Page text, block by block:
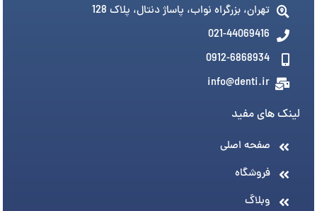
تهران، بزرگراه نواب، پاساژ دنتال، پلاک 128
021-44069416
0912-6868934
info@denti.ir
لینک های مفید
صفحه اصلی
فروشگاه
وبلاگ